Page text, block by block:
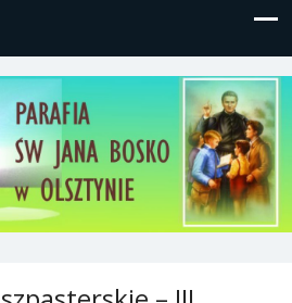
Jana Bosko w
1